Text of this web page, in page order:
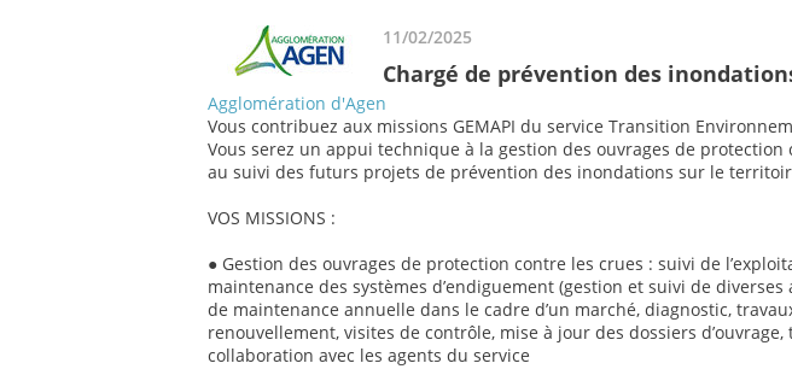
11/02/2025
Chargé de prévention des
Agglomération d'Agen
Vous contribuez aux missions GEMAPI du service Transition
Vous serez un appui technique à la gestion des ouvrages de protection
au suivi des futurs projets de prévention des inondations sur le
VOS MISSIONS :
● Gestion des ouvrages de protection contre les crues : suivi de
maintenance des systèmes d’endiguement (gestion et suivi de diverses
de maintenance annuelle dans le cadre d’un marché, diagnostic,
renouvellement, visites de contrôle, mise à jour des dossiers
collaboration avec les agents du service